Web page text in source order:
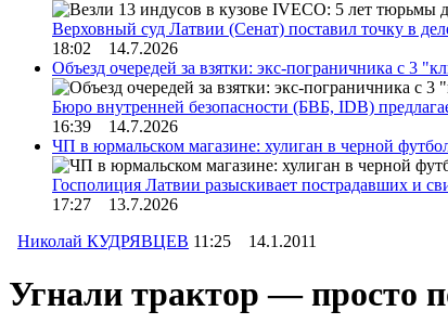
Верховный суд Латвии (Сенат) поставил точку в
18:02 14.7.2026
Объезд очередей за взятки: экс-пограничника с 3
Бюро внутренней безопасности (БВБ, IDB)
16:39 14.7.2026
ЧП в юрмальском магазине: хулиган в черной
Госполиция Латвии разыскивает пострадавших и
17:27 13.7.2026
Николай КУДРЯВЦЕВ 11:25 14.1.2011
Угнали трактор — просто